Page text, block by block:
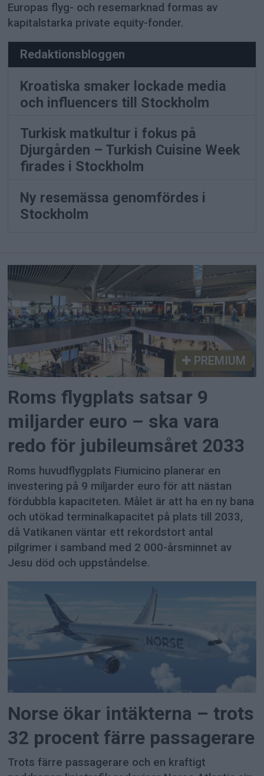
Europas flyg- och resemarknad formas av
kapitalstarka private equity-fonder.
Redaktionsbloggen
Kroatiska smaker lockade media
och influencers till Stockholm
Turkisk matkultur i fokus på
Djurgården – Turkish Cuisine Week
firades i Stockholm
Ny resemässa genomfördes i
Stockholm
PREMIUM
Roms flygplats satsar 9
miljarder euro – ska vara
redo för jubileumsåret 2033
Roms huvudflygplats Fiumicino planerar en
investering på 9 miljarder euro för att nästan
fördubbla kapaciteten. Målet är att ha en ny bana
och utökad terminalkapacitet på plats till 2033,
då Vatikanen väntar ett rekordstort antal
pilgrimer i samband med 2 000-årsminnet av
Jesu död och uppståndelse.
Norse ökar intäkterna – trots
32 procent färre passagerare
Trots färre passagerare och en kraftigt